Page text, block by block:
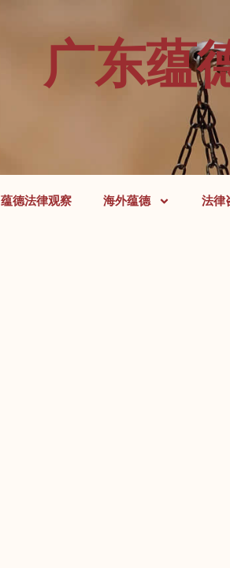
广东蕴
蕴德法律观察 海外蕴德 法律